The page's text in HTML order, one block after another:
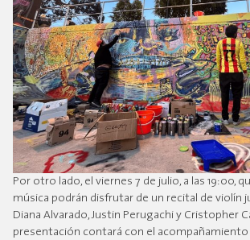
Por otro lado, el viernes 7 de julio, a las 19:00,
música podrán disfrutar de un recital de violín
Diana Alvarado, Justin Perugachi y Cristopher
presentación contará con el acompañamiento